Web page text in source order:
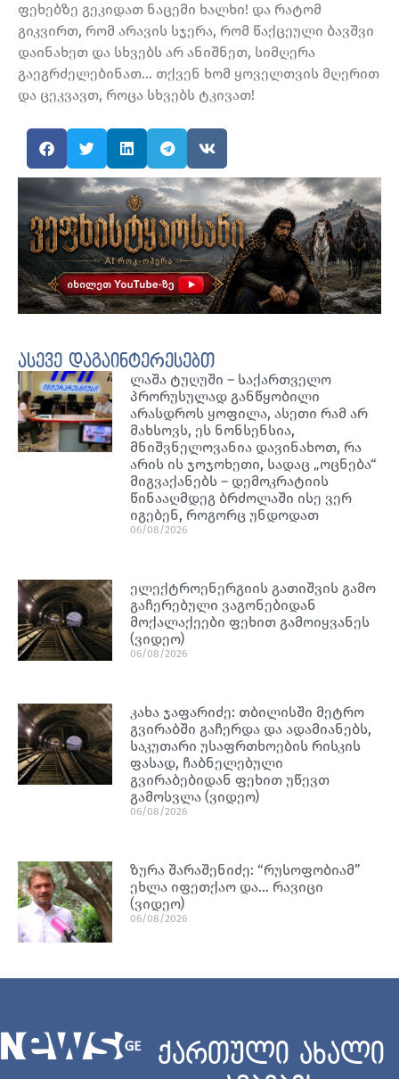
ფეხებზე გეკიდათ ნაცემი ხალხი! და რატომ
გიკვირთ, რომ არავის სჯერა, რომ წაქცეული ბავშვი
დაინახეთ და სხვებს არ ანიშნეთ, სიმღერა
გაეგრძელებინათ… თქვენ ხომ ყოველთვის მღერით
და ცეკვავთ, როცა სხვებს ტკივათ!
ასევე დაგაინტერესებთ
ლაშა ტუღუში – საქართველო
პრორუსულად განწყობილი
არასდროს ყოფილა, ასეთი რამ არ
მახსოვს, ეს ნონსენსია,
მნიშვნელოვანია დავინახოთ, რა
არის ის ჯოჯოხეთი, სადაც „ოცნება“
მიგვაქანებს – დემოკრატიის
წინააღმდეგ ბრძოლაში ისე ვერ
იგებენ, როგორც უნდოდათ
06/08/2026
ელექტროენერგიის გათიშვის გამო
გაჩერებული ვაგონებიდან
მოქალაქეები ფეხით გამოიყვანეს
(ვიდეო)
06/08/2026
კახა ჯაფარიძე: თბილისში მეტრო
გვირაბში გაჩერდა და ადამიანებს,
საკუთარი უსაფრთხოების რისკის
ფასად, ჩაბნელებული
გვირაბებიდან ფეხით უწევთ
გამოსვლა (ვიდეო)
06/08/2026
ზურა შარაშენიძე: “რუსოფობიამ”
ეხლა იფეთქაო და… რავიცი
(ვიდეო)
06/08/2026
ქართული ახალი